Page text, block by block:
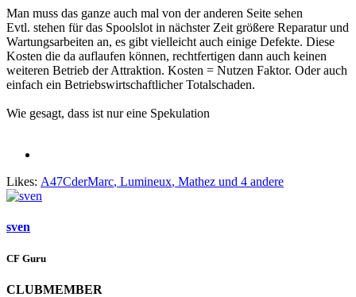
Man muss das ganze auch mal von der anderen Seite sehen
Evtl. stehen für das Spoolslot in nächster Zeit größere Reparatur und
Wartungsarbeiten an, es gibt vielleicht auch einige Defekte. Diese
Kosten die da auflaufen können, rechtfertigen dann auch keinen
weiteren Betrieb der Attraktion. Kosten = Nutzen Faktor. Oder auch
einfach ein Betriebswirtschaftlicher Totalschaden.
Wie gesagt, dass ist nur eine Spekulation
Likes: A47CderMarc, Lumineux, Mathez und 4 andere
sven
CF Guru
CLUBMEMBER